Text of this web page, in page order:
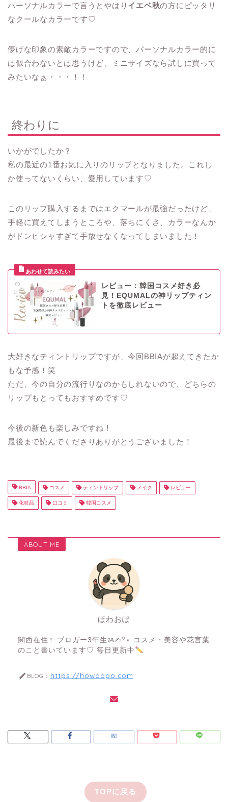
パーソナルカラーで言うとやはり イエベ秋の方にピッタリ
なクールなカラーです♡
儚げな印象の素敵カラーですので、パーソナルカラー的に
は似合わないとは思うけど、ミニサイズなら試しに買って
みたいなぁ・・・！！
終わりに
いかがでしたか？
私の最近の1番お気に入りのリップとなりました。これし
か使ってないくらい、愛用しています♡
このリップ購入するまではエクマールが最強だったけど、
手軽に買えてしまうところや、落ちにくさ、カラーなんか
がドンピシャすぎて手放せなくなってしまいました！
レビュー：韓国コスメ好き必
見！EQUMALの神リップティン
トを徹底レビュー
大好きなティントリップですが、今回BBIAが超えてきたか
もな予感！笑
ただ、今の自分の流行りなのかもしれないので、どちらの
リップもとってもおすすめです♡
今後の新色も楽しみですね！
最後まで読んでくださりありがとうございました！
BBIA コスメ ティントリップ メイク レビュー
化粧品 口コミ 韓国コスメ
ABOUT ME
ほわおぽ
関西在住♀ ブロガー3年生ᝰ✍︎꙳⋆ コスメ・美容や花言葉
のこと書いています♡ 毎日更新中
BLOG： https://howaopo.com
TOPに戻る